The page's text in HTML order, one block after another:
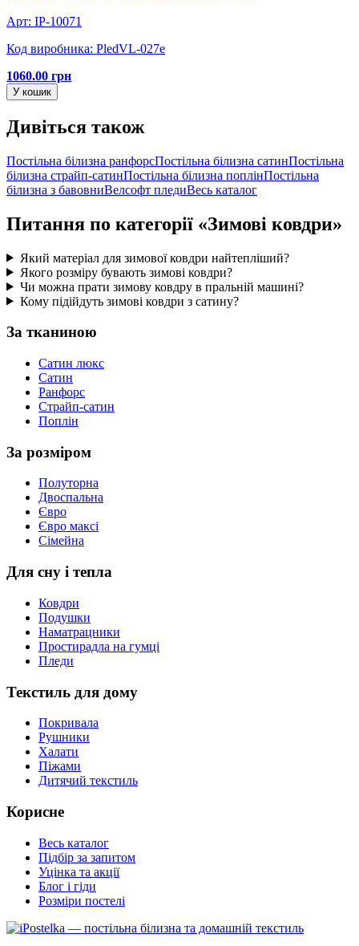
Арт: IP-10071
Код виробника: PledVL-027e
1060.00 грн
У кошик
Дивіться також
Постільна білизна ранфорсПостільна білизна сатинПостільна
білизна страйп-сатинПостільна білизна поплінПостільна
білизна з бавовниВелсофт пледиВесь каталог
Питання по категорії «Зимові ковдри»
Який матеріал для зимової ковдри найтепліший?
Якого розміру бувають зимові ковдри?
Чи можна прати зимову ковдру в пральній машині?
Кому підійдуть зимові ковдри з сатину?
За тканиною
Сатин люкс
Сатин
Ранфорс
Страйп-сатин
Поплін
За розміром
Полуторна
Двоспальна
Євро
Євро максі
Сімейна
Для сну і тепла
Ковдри
Подушки
Наматрацники
Простирадла на гумці
Пледи
Текстиль для дому
Покривала
Рушники
Халати
Піжами
Дитячий текстиль
Корисне
Весь каталог
Підбір за запитом
Уцінка та акції
Блог і гіди
Розміри постелі